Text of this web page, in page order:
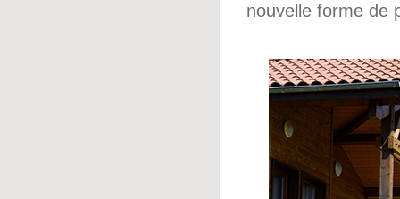
nouvelle forme de